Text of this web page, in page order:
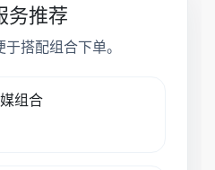
务推荐
搭配组合下单。
组合